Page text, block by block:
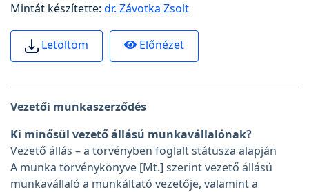
Mintát készítette: dr. Závotka Zsolt
Letöltöm Előnézet
Vezetői munkaszerződés
Ki minősül vezető állású munkavállalónak?
Vezető állás – a törvényben foglalt státusza alapján
A munka törvénykönyve [Mt.] szerint vezető állású
munkavállaló a munkáltató vezetője, valamint a